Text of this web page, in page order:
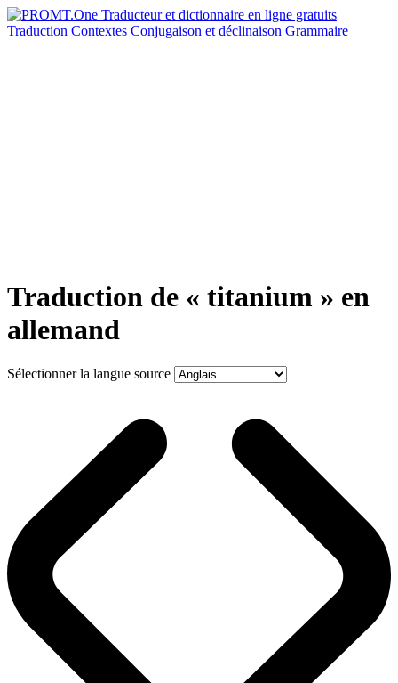
Traduction Contextes Conjugaison et déclinaison Grammaire
Traduction de « titanium » en
allemand
Sélectionner la langue source